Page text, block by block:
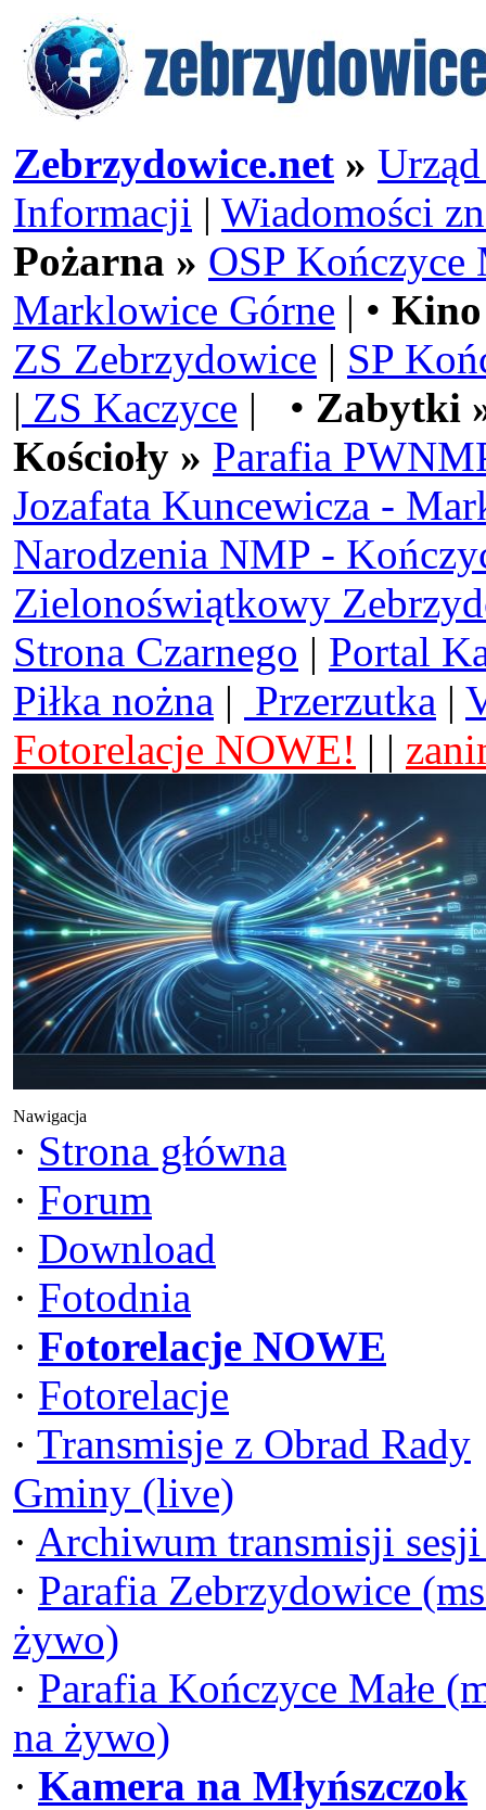
Zebrzydowice.net »
Informacji | Wiadomości
Pożarna » OSP Kończyce
Marklowice Górne | •
ZS Zebrzydowice | SP
| ZS Kaczyce | • Zabytki
Kościoły » Parafia
Jozafata Kuncewicza -
Narodzenia NMP -
Zielonoświątkowy
Strona Czarnego | Portal
Piłka nożna | Przerzutka |
Fotorelacje NOWE! | |
Nawigacja
· Strona główna
· Forum
· Download
· Fotodnia
· Fotorelacje NOWE
· Fotorelacje
· Transmisje z Obrad Rady
Gminy (live)
· Archiwum transmisji
· Parafia Zebrzydowice
żywo)
· Parafia Kończyce Małe
na żywo)
· Kamera na Młyńszczok